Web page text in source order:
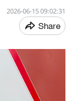
09:02:31 2026-06-15
Share